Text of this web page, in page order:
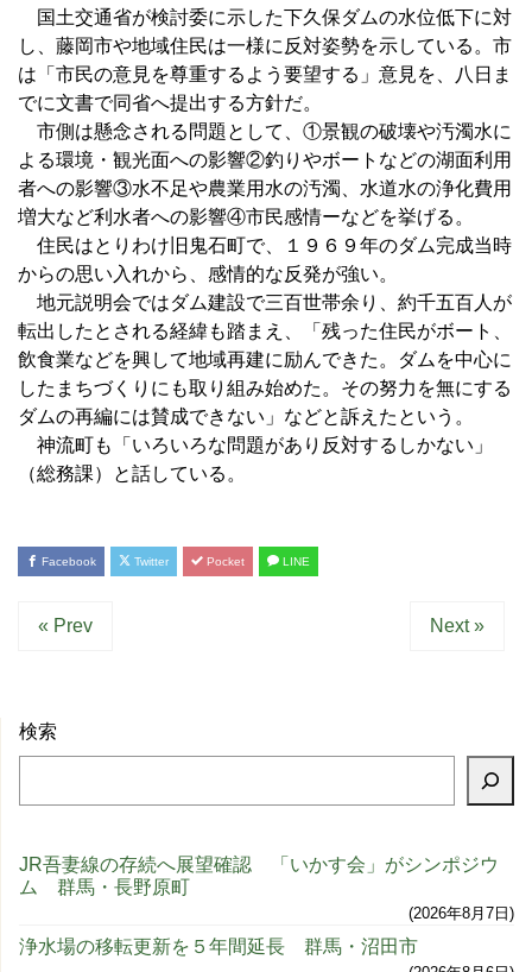
国土交通省が検討委に示した下久保ダムの水位低下に対
し、藤岡市や地域住民は一様に反対姿勢を示している。市
は「市民の意見を尊重するよう要望する」意見を、八日ま
でに文書で同省へ提出する方針だ。
市側は懸念される問題として、①景観の破壊や汚濁水に
よる環境・観光面への影響②釣りやボートなどの湖面利用
者への影響③水不足や農業用水の汚濁、水道水の浄化費用
増大など利水者への影響④市民感情ーなどを挙げる。
住民はとりわけ旧鬼石町で、１９６９年のダム完成当時
からの思い入れから、感情的な反発が強い。
地元説明会ではダム建設で三百世帯余り、約千五百人が
転出したとされる経緯も踏まえ、「残った住民がボート、
飲食業などを興して地域再建に励んできた。ダムを中心に
したまちづくりにも取り組み始めた。その努力を無にする
ダムの再編には賛成できない」などと訴えたという。
神流町も「いろいろな問題があり反対するしかない」
（総務課）と話している。
Facebook Twitter Pocket LINE
« Prev Next »
検索
JR吾妻線の存続へ展望確認 「いかす会」がシンポジウ
ム 群馬・長野原町
2026年8月7日
浄水場の移転更新を５年間延長 群馬・沼田市